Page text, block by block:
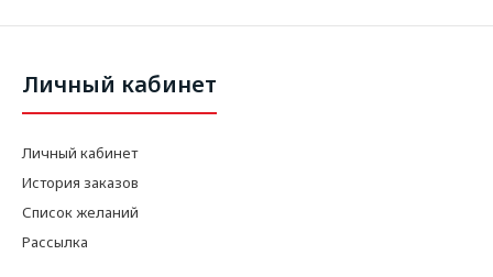
Личный кабинет
Личный кабинет
История заказов
Список желаний
Рассылка